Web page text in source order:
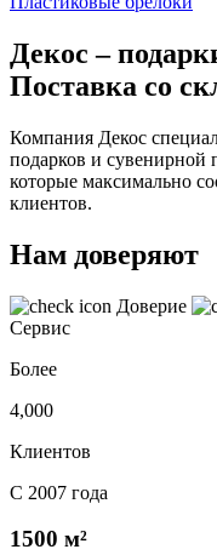
Декос –
Поставка со
Компания Декос
подарков и сувенирной
которые максимально
клиентов.
Нам доверяют
Доверие
Сервис
Более
4,000
Клиентов
С 2007 года
1500 м²